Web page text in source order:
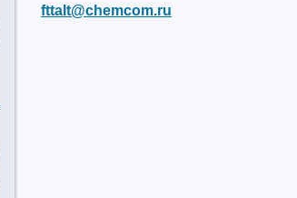
fttalt@chemcom.ru